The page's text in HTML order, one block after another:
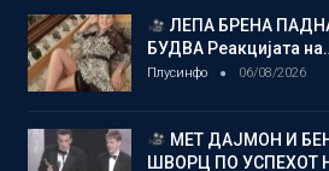
ЛЕПА БРЕНА
БУДВА Реакцијата
Плусинфо 06/08/2026
МЕТ ДАЈМОН И
ШВОРЦ ПО УСПЕХОТ